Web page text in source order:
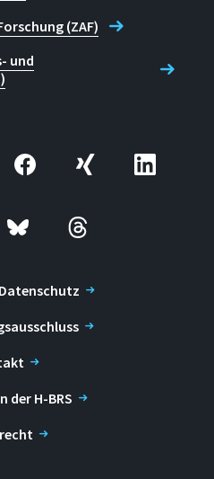
(ZAF)
und
Datenschutz
der H-BRS